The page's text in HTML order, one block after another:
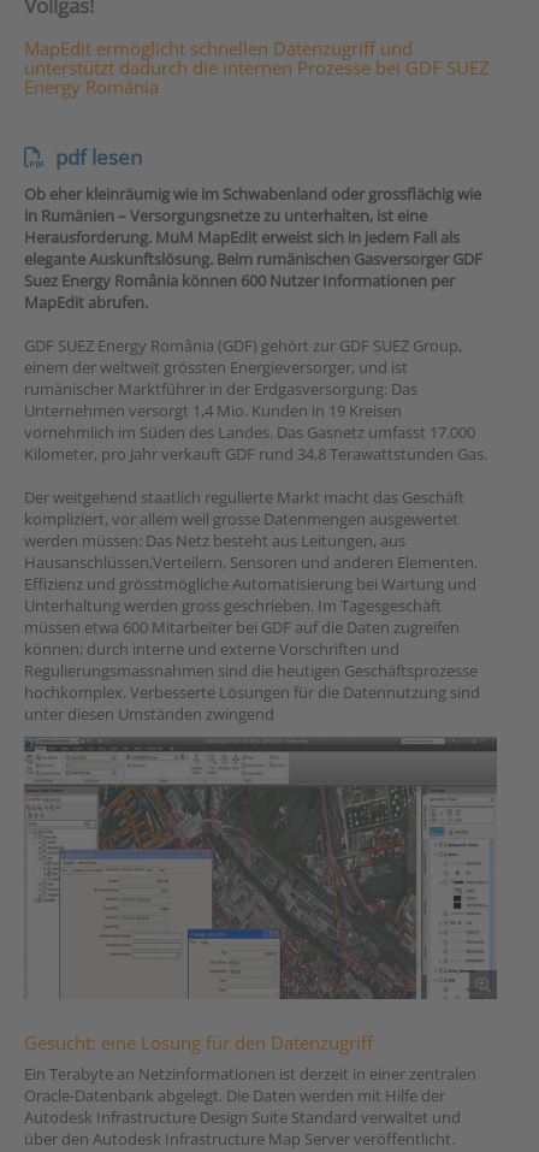
Vollgas!
MapEdit ermöglicht schnellen Datenzugriff und
unterstützt dadurch die internen Prozesse bei GDF SUEZ
Energy România
pdf lesen
Ob eher kleinräumig wie im Schwabenland oder grossflächig wie
in Rumänien – Versorgungsnetze zu unterhalten, ist eine
Herausforderung. MuM MapEdit erweist sich in jedem Fall als
elegante Auskunftslösung. Beim rumänischen Gasversorger GDF
Suez Energy România können 600 Nutzer Informationen per
MapEdit abrufen.
GDF SUEZ Energy România (GDF) gehört zur GDF SUEZ Group,
einem der weltweit grössten Energieversorger, und ist
rumänischer Marktführer in der Erdgasversorgung: Das
Unternehmen versorgt 1,4 Mio. Kunden in 19 Kreisen
vornehmlich im Süden des Landes. Das Gasnetz umfasst 17.000
Kilometer, pro Jahr verkauft GDF rund 34,8 Terawattstunden Gas.
Der weitgehend staatlich regulierte Markt macht das Geschäft
kompliziert, vor allem weil grosse Datenmengen ausgewertet
werden müssen: Das Netz besteht aus Leitungen, aus
Hausanschlüssen,Verteilern, Sensoren und anderen Elementen.
Effizienz und grösstmögliche Automatisierung bei Wartung und
Unterhaltung werden gross geschrieben. Im Tagesgeschäft
müssen etwa 600 Mitarbeiter bei GDF auf die Daten zugreifen
können; durch interne und externe Vorschriften und
Regulierungsmassnahmen sind die heutigen Geschäftsprozesse
hochkomplex. Verbesserte Lösungen für die Datennutzung sind
unter diesen Umständen zwingend
Gesucht: eine Lösung für den Datenzugriff
Ein Terabyte an Netzinformationen ist derzeit in einer zentralen
Oracle-Datenbank abgelegt. Die Daten werden mit Hilfe der
Autodesk Infrastructure Design Suite Standard verwaltet und
über den Autodesk Infrastructure Map Server veröffentlicht.